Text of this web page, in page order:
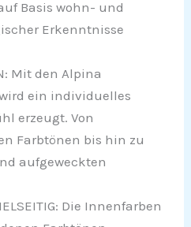
Basis wohn- und
Erkenntnisse
Mit den Alpina
ein individuelles
erzeugt. Von
Farbtönen bis hin zu
aufgeweckten
Die Innenfarben